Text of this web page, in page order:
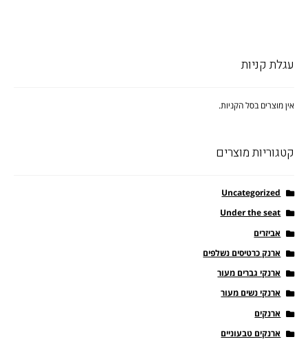
עגלת קניות
אין מוצרים בסל הקניות.
קטגוריות מוצרים
Uncategorized
Under the seat
אביזרים
ארנק כרטיסים נשלפים
ארנקי גברים מעור
ארנקי נשים מעור
ארנקים
ארנקים טבעוניים